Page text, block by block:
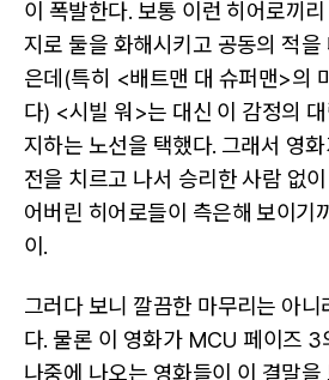
이 폭발한다. 보통 이런 히어로끼
지로 둘을 화해시키고 공동의 적
은데(특히 <배트맨 대 슈퍼맨>의
다) <시빌 워>는 대신 이 감정의
지하는 노선을 택했다. 그래서 영
전을 치르고 나서 승리한 사람 없
어버린 히어로들이 측은해 보이기
이.
그러다 보니 깔끔한 마무리는 아
다. 물론 이 영화가 MCU 페이즈 3
나중에 나오는 영화들이 이 결말을